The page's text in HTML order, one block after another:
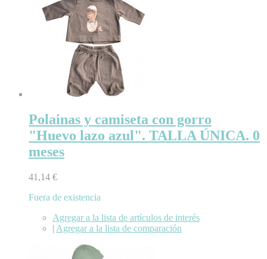
Polainas y camiseta con gorro
"Huevo lazo azul". TALLA ÚNICA. 0
meses
41,14 €
Fuera de existencia
Agregar a la lista de artículos de interés
| Agregar a la lista de comparación